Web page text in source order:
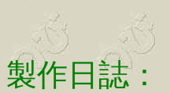
製作日誌：